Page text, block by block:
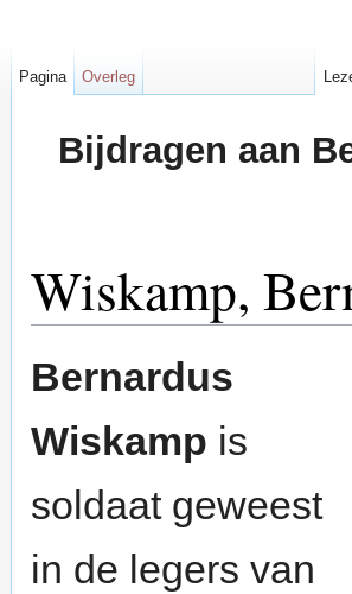
Bijdragen aan
Wiskamp,
Bernardus
Wiskamp is
soldaat geweest
in de legers van
Pagina Overleg